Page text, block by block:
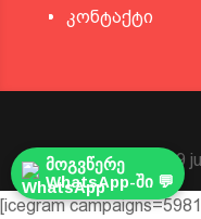
მოგვწერე
WhatsApp-ში 💬
კონტაქტი
© 2016 - 2019
[icegram